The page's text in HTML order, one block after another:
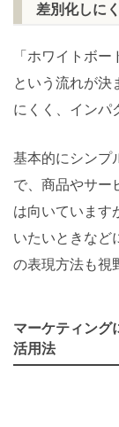
差別化しに
「ホワイトボ
という流れが決
にくく、インパ
基本的にシンプ
で、商品やサー
は向いています
いたいときなど
の表現方法も視
マーケティング
活用法